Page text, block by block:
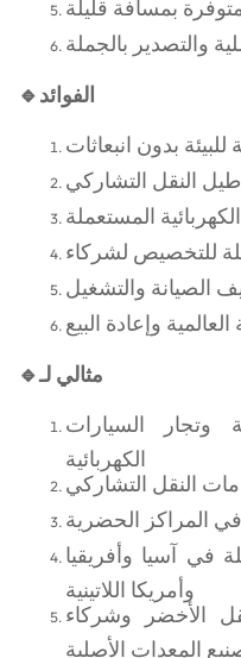
بمسافة قليلة
والتصدير بالجملة
🔹الفوائد
بدون انبعاثات
النقل التشاركي
المستعملة
الصيانة والتشغيل
وإعادة البيع
🔹مثالي لـ
وتجار السيارات
الكهربائية
النقل التشاركي
المراكز الحضرية
في آسيا وأفريقيا
وأمريكا اللاتينية
الأخضر وشركاء
المعدات الأصلية